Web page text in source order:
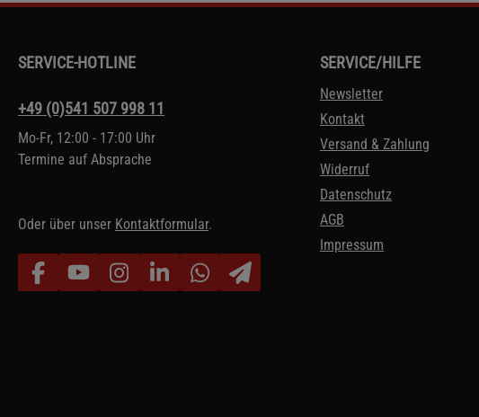
SERVICE-HOTLINE
+49 (0)541 507 998 11
Mo-Fr, 12:00 - 17:00 Uhr
Termine auf Absprache
Oder über unser Kontaktformular.
SERVICE/HILFE
Newsletter
Kontakt
Versand & Zahlung
Widerruf
Datenschutz
AGB
Impressum